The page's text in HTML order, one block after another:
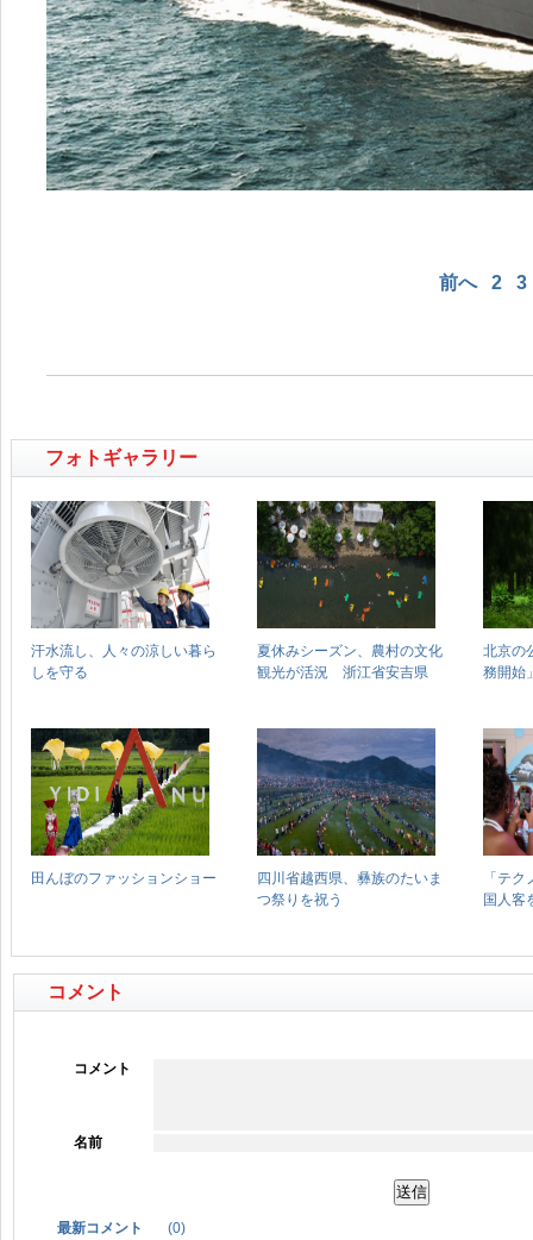
前へ 2 3
コメント
コメント
名前
最新コメント (0)